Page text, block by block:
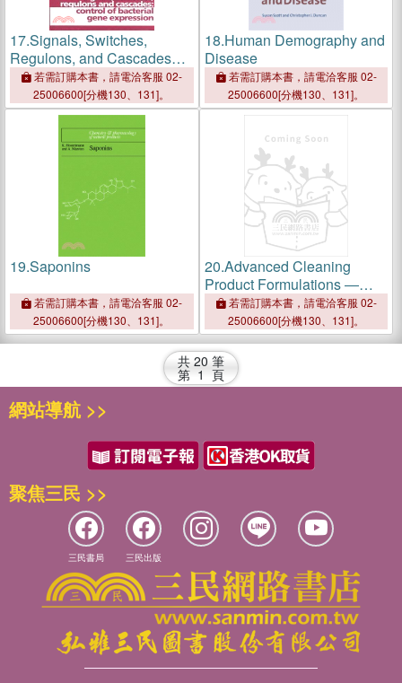
17.Signals, Switches,
Regulons, and Cascades：
Control of Bacterial Gene
Expression
若需訂購本書，請電洽客服 02-
25006600[分機130、131]。
18.Human Demography and
Disease
若需訂購本書，請電洽客服 02-
25006600[分機130、131]。
19.Saponins
若需訂購本書，請電洽客服 02-
25006600[分機130、131]。
20.Advanced Cleaning
Product Formulations ―
Household, Industrial,
Automotive
若需訂購本書，請電洽客服 02-
25006600[分機130、131]。
共 20 筆
第 1 頁
網站導航 >>
聚焦三民 >>
三民書局 三民出版